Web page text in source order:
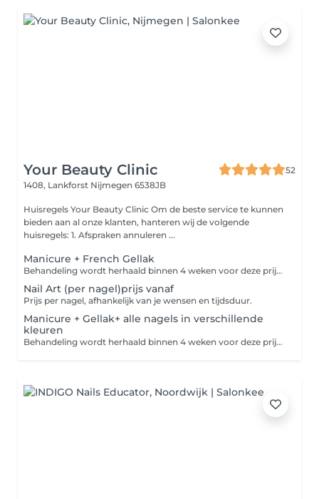
Your Beauty Clinic
52
1408, Lankforst Nijmegen 6538JB
Huisregels Your Beauty Clinic Om de beste service te kunnen
bieden aan al onze klanten, hanteren wij de volgende
huisregels: 1. Afspraken annuleren ...
Manicure + French Gellak
Behandeling wordt herhaald binnen 4 weken voor deze prijs, buiten deze termijn komen extra kosten *5weken +€10,-* 6weken +€14. Heb je nog Gellak/BIAB/Acryl of andere product gezet door andere salon, boek dan verwijderen+ je gewenste behandeling bij ons. Manicure behandeling met elektrische frees voor de perfecte manicure, aan het einde worden de nagels/handen verzorgd met handcrème/nagelriemolie(van Dadi'óil). Wij gebruiken bij elke klant een nieuwe vijl (i.v.m. hygiëne).
Nail Art (per nagel)prijs vanaf
Prijs per nagel, afhankelijk van je wensen en tijdsduur.
Manicure + Gellak+ alle nagels in verschillende
kleuren
Behandeling wordt herhaald binnen 4 weken voor deze prijs, buiten deze termijn komen extra kosten *5weken +€10,-* 6weken +€14. Heb je nog Gellak/BIAB/Acryl of andere product gezet door andere salon, boek dan verwijderen+ je gewenste behandeling bij ons. Manicure behandeling met elektrische frees voor de perfecte manicure, aan het einde worden de nagels/handen verzorgd met handcrème/nagelriemolie(van Dadi'óil). Wij gebruiken bij elke klant een nieuwe vijl (i.v.m. hygiëne). a kosten +€10,-